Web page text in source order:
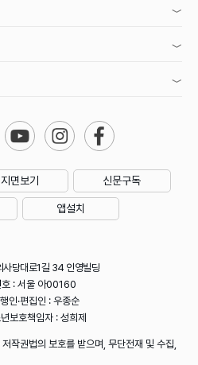
지면보기 신문구독
앱설치
사당대로1길 34 인영빌딩
: 서울 아00160
인·편집인 : 우종순
보호책임자 : 성희제
작권법의 보호를 받으며, 무단전재 및 수집,